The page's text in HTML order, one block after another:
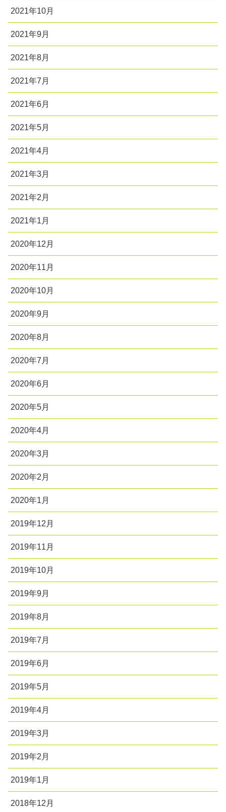
2021年10月
2021年9月
2021年8月
2021年7月
2021年6月
2021年5月
2021年4月
2021年3月
2021年2月
2021年1月
2020年12月
2020年11月
2020年10月
2020年9月
2020年8月
2020年7月
2020年6月
2020年5月
2020年4月
2020年3月
2020年2月
2020年1月
2019年12月
2019年11月
2019年10月
2019年9月
2019年8月
2019年7月
2019年6月
2019年5月
2019年4月
2019年3月
2019年2月
2019年1月
2018年12月